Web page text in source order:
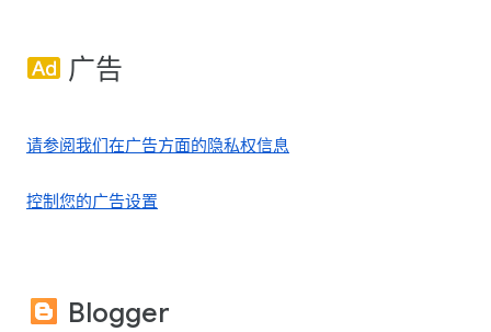
广告
请参阅我们在广告方面的隐私权信息
控制您的广告设置
Blogger